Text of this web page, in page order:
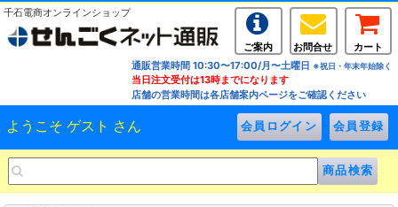
千石電商オンラインショップ
ご案内 お問合せ
カート
通販営業時間 10:30〜17:00/月〜土曜日 ※祝日・年末年始除く
当日注文受付は13時までになります
店舗の営業時間は各店舗案内ページをご確認ください
ようこそ ゲスト さん